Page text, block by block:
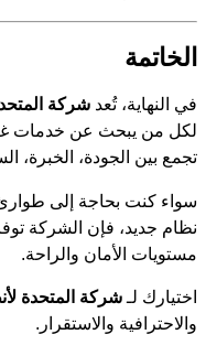
الخاتمة
في النهاية، تُعد شركة
لكل من يبحث عن خدمات
تجمع بين الجودة، الخبرة،
سواء كنت بحاجة إلى
نظام جديد، فإن الشركة
مستويات الأمان والراحة.
اختيارك لـ شركة المتحدة
والاحترافية والاستقرار.